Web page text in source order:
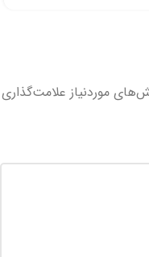
موردنیاز علامت‌گذاری